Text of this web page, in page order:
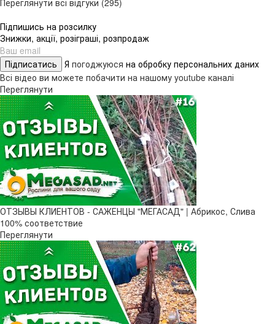
Переглянути всі відгуки (295)
Підпишись на розсилку
Знижки, акції, розіграші, розпродаж
Підписатись Я погоджуюся на обробку персональних даних
Всі відео ви можете побачити на нашому youtube каналі
Переглянути
ОТЗЫВЫ КЛИЕНТОВ - САЖЕНЦЫ "МЕГАСАД" | Абрикос, Слива
100% соответствие
Переглянути